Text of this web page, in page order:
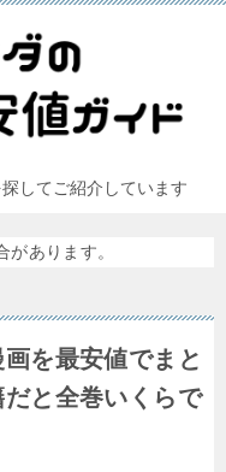
してご紹介しています
あります。
を最安値でまと
と全巻いくらで